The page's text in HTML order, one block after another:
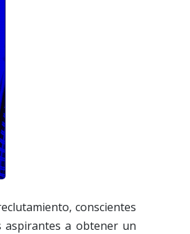
conscientes
aspirantes a obtener un